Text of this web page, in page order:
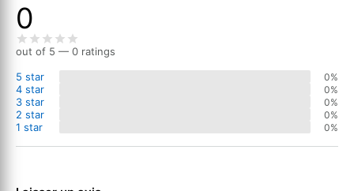
0
out of 5 — 0 ratings
5 star
0%
4 star 0%
3 star 0%
2 star 0%
1 star 0%